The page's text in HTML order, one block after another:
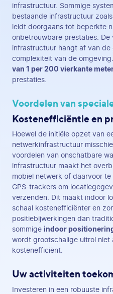
infrastructuur. Sommige
bestaande infrastructuur
leidt doorgaans tot beperkte
onbetrouwbare prestaties.
infrastructuur hangt af van
complexiteit van de
van 1 per 200 vierkante
prestaties.
Voordelen van
Kostenefficiëntie en
Hoewel de initiële opzet van
netwerkinfrastructuur
voordelen van onschatbare
infrastructuur maakt het
mobiel netwerk of daarvoor
GPS-trackers om
verzenden. Dit maakt indoor
schaal kostenefficiënter en
positiebijwerkingen dan
sommige indoor
wordt grootschalige uitrol niet
kostenefficiënt.
Uw activiteiten
Investeren in een robuuste